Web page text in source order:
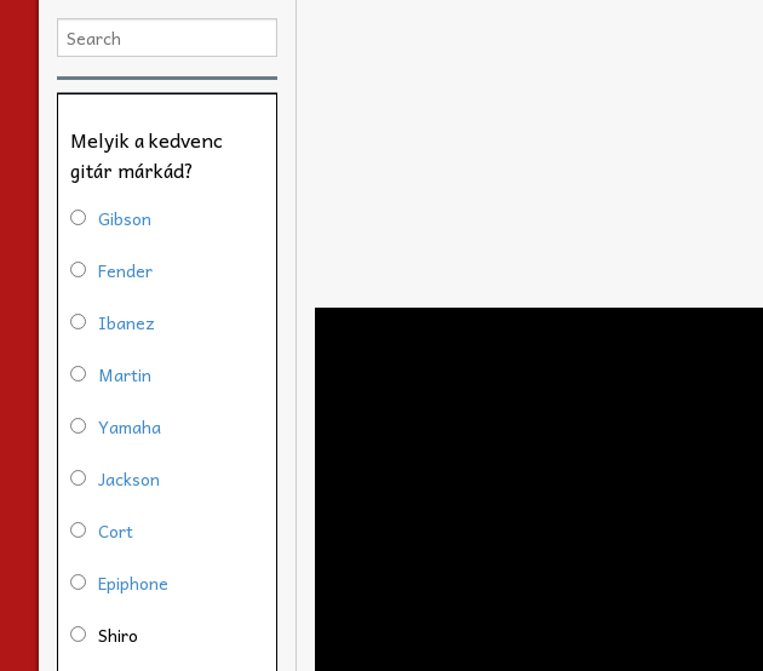
Melyik a kedvenc
gitár márkád?
Gibson
Fender
Ibanez
Martin
Yamaha
Jackson
Cort
Epiphone
Shiro